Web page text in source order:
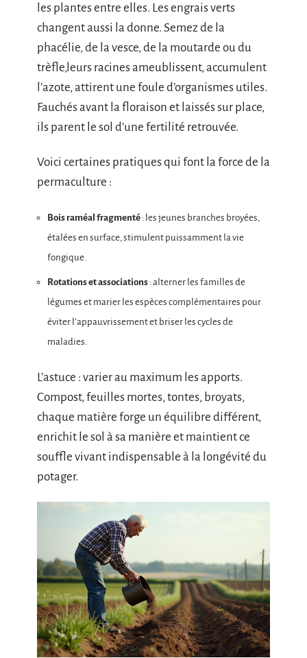
les plantes entre elles. Les engrais verts
changent aussi la donne. Semez de la
phacélie, de la vesce, de la moutarde ou du
trèfle,leurs racines ameublissent, accumulent
l’azote, attirent une foule d’organismes utiles.
Fauchés avant la floraison et laissés sur place,
ils parent le sol d’une fertilité retrouvée.
Voici certaines pratiques qui font la force de la
permaculture :
Bois raméal fragmenté : les jeunes branches broyées,
étalées en surface, stimulent puissamment la vie
fongique.
Rotations et associations : alterner les familles de
légumes et marier les espèces complémentaires pour
éviter l’appauvrissement et briser les cycles de
maladies.
L’astuce : varier au maximum les apports.
Compost, feuilles mortes, tontes, broyats,
chaque matière forge un équilibre différent,
enrichit le sol à sa manière et maintient ce
souffle vivant indispensable à la longévité du
potager.